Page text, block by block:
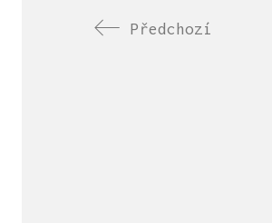
Předchozí